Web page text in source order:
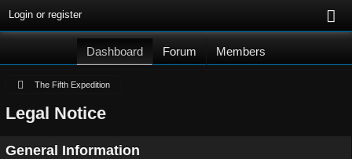
Login or register
Dashboard Forum Members
The Fifth Expedition
Legal Notice
General Information